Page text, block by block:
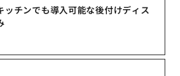
ッチンでも導入可能な後付けディス